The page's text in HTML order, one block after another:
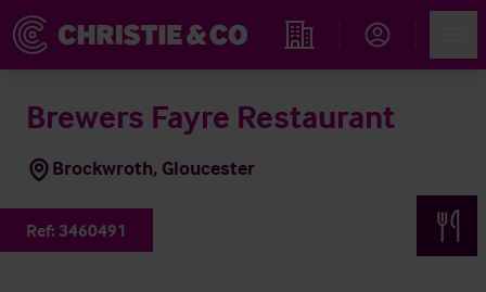
Immobiliensuche
Brewers Fayre Restaurant
Brockwroth, Gloucester
Ref: 3460491